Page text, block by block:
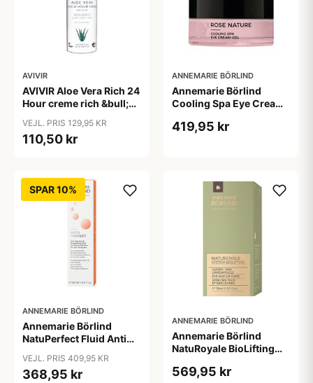
AVIVIR
AVIVIR Aloe Vera Rich 24
Hour creme rich &bull;
VEJL. PRIS 129,95 KR
110,50 kr
ANNEMARIE BÖRLIND
Annemarie Börlind
Cooling Spa Eye Cream-
419,95 kr
SPAR 10%
ANNEMARIE BÖRLIND
Annemarie Börlind
NatuPerfect Fluid Anti
VEJL. PRIS 409,95 KR
368,95 kr
ANNEMARIE BÖRLIND
Annemarie Börlind
NatuRoyale BioLifting
15ml.
569,95 kr